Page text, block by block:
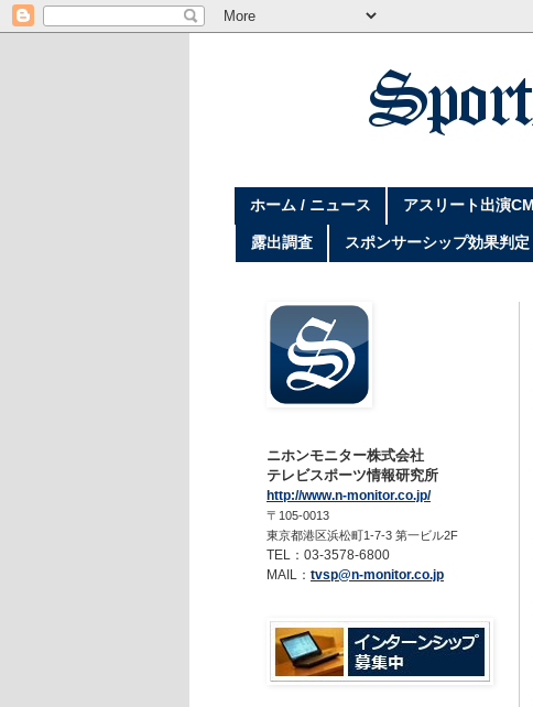
ホーム / ニュース アスリート出演CM
露出調査 スポンサーシップ効果判定
ニホンモニター株式会社
テレビスポーツ情報研究所
http://www.n-monitor.co.jp/
〒105-0013
東京都港区浜松町1-7-3 第一ビル2F
TEL：03-3578-6800
MAIL： tvsp@n-monitor.co.jp